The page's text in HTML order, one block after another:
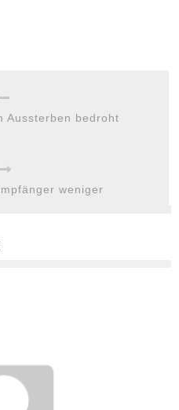
Aussterben bedroht
weniger